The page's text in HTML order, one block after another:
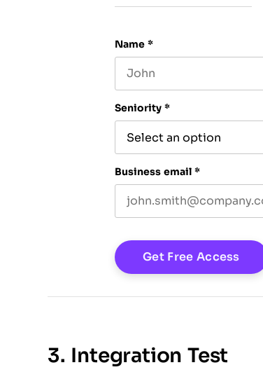
Name *
Seniority *
Business email *
3. Integration Test